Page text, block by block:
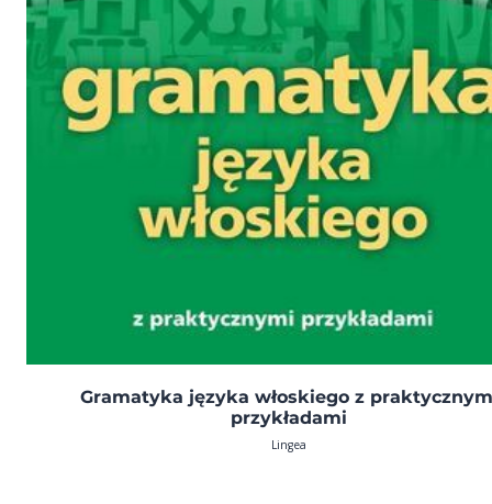
Gramatyka języka włoskiego z
przykładami
Lingea